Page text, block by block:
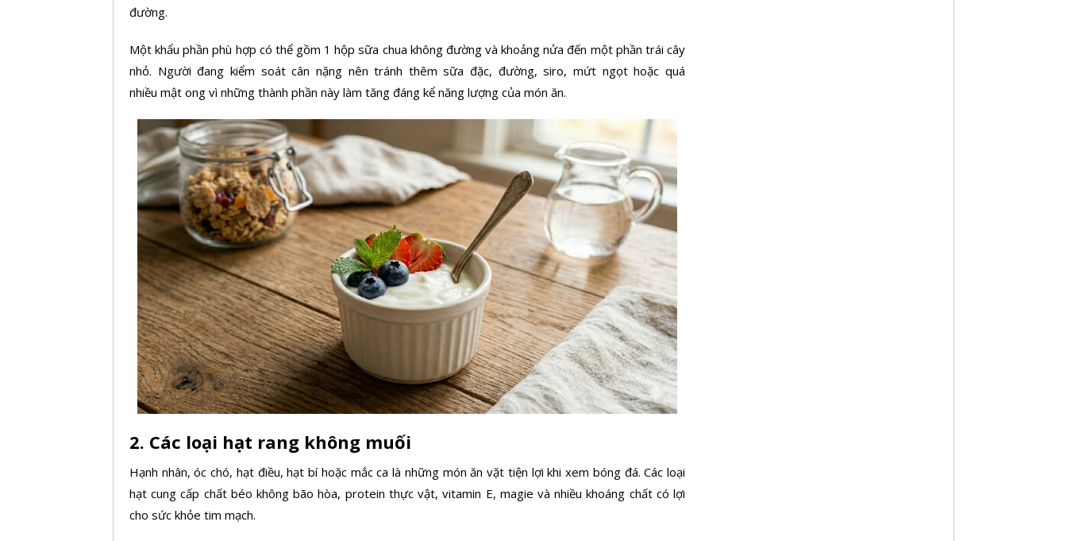
đường.
Một khẩu phần phù hợp có thể gồm 1 hộp sữa chua không đường và khoảng nửa đến một phần trái cây
nhỏ. Người đang kiểm soát cân nặng nên tránh thêm sữa đặc, đường, siro, mứt ngọt hoặc quá
nhiều mật ong vì những thành phần này làm tăng đáng kể năng lượng của món ăn.
2. Các loại hạt rang không muối
Hạnh nhân, óc chó, hạt điều, hạt bí hoặc mắc ca là những món ăn vặt tiện lợi khi xem bóng đá. Các loại
hạt cung cấp chất béo không bão hòa, protein thực vật, vitamin E, magie và nhiều khoáng chất có lợi
cho sức khỏe tim mạch.